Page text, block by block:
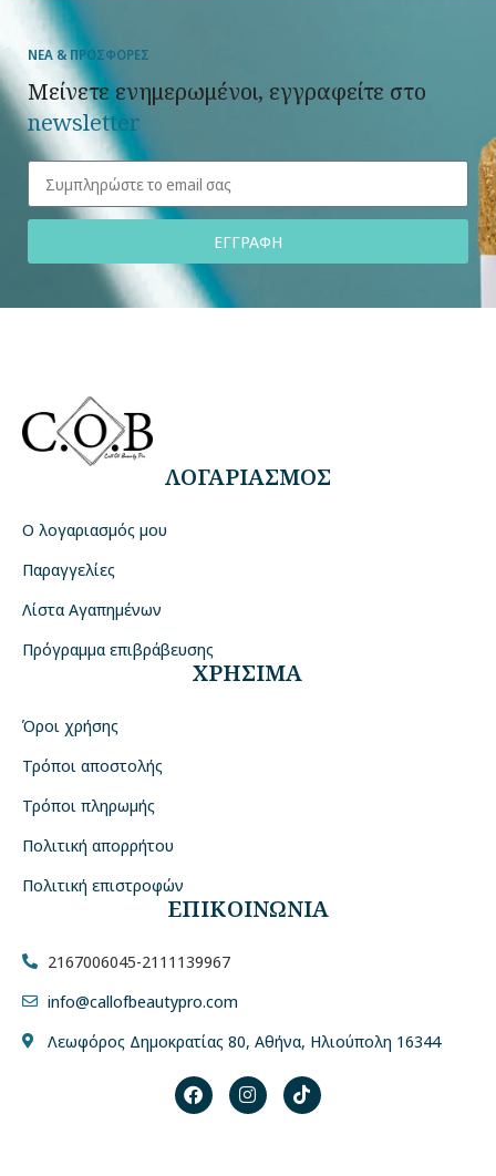
ΝΕΑ & ΠΡΟΣΦΟΡΕΣ
Μείνετε ενημερωμένοι, εγγραφείτε στο
newsletter
ΕΓΓΡΑΦΗ
ΛΟΓΑΡΙΑΣΜΟΣ
Ο λογαριασμός μου
Παραγγελίες
Λίστα Αγαπημένων
Πρόγραμμα επιβράβευσης
ΧΡΗΣΙΜΑ
Όροι χρήσης
Τρόποι αποστολής
Τρόποι πληρωμής
Πολιτική απορρήτου
Πολιτική επιστροφών
ΕΠΙΚΟΙΝΩΝΙΑ
2167006045-2111139967
info@callofbeautypro.com
Λεωφόρος Δημοκρατίας 80, Αθήνα, Ηλιούπολη 16344